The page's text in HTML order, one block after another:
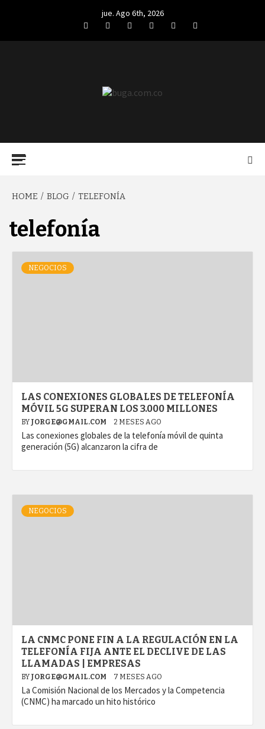
jue. Ago 6th, 2026
FacebookTwitterLinkedIn
VK YouTubeInstagram
HOME BLOG TELEFONÍA
telefonía
NEGOCIOS
LAS CONEXIONES GLOBALES DE TELEFONÍA
MÓVIL 5G SUPERAN LOS 3.000 MILLONES
BY JORGE@GMAIL.COM 2 MESES AGO
Las conexiones globales de la telefonía móvil de quinta
generación (5G) alcanzaron la cifra de
NEGOCIOS
LA CNMC PONE FIN A LA REGULACIÓN EN LA
TELEFONÍA FIJA ANTE EL DECLIVE DE LAS
LLAMADAS | EMPRESAS
BY JORGE@GMAIL.COM 7 MESES AGO
La Comisión Nacional de los Mercados y la Competencia
(CNMC) ha marcado un hito histórico